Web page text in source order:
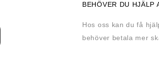
BEHÖVER DU HJÄLP
Hos oss kan du få
behöver betala mer